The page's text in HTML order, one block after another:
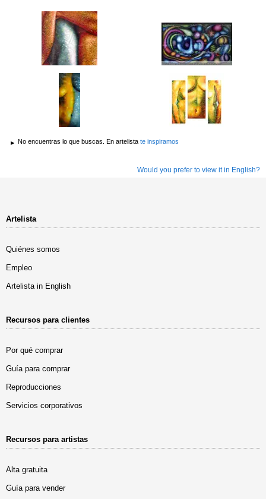
No encuentras lo que buscas. En artelista te inspiramos
Would you prefer to view it in English?
Artelista
Quiénes somos
Empleo
Artelista in English
Recursos para clientes
Por qué comprar
Guía para comprar
Reproducciones
Servicios corporativos
Recursos para artistas
Alta gratuita
Guía para vender